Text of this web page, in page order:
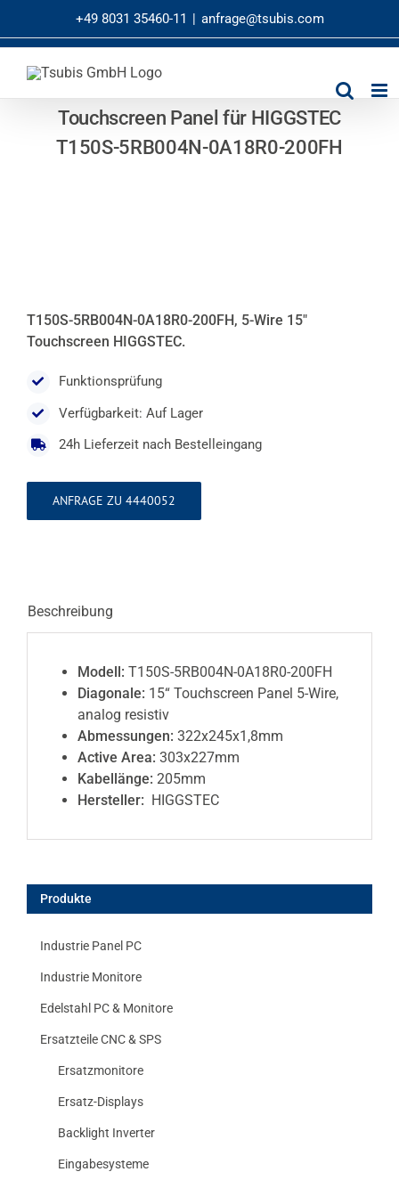
springen
+49 8031 35460-11 | anfrage@tsubis.com
Touchscreen Panel für HIGGSTEC
T150S-5RB004N-0A18R0-200FH
T150S-5RB004N-0A18R0-200FH, 5-Wire 15″
Touchscreen HIGGSTEC.
Funktionsprüfung
Verfügbarkeit: Auf Lager
24h Lieferzeit nach Bestelleingang
ANFRAGE ZU 4440052
Beschreibung
Modell: T150S-5RB004N-0A18R0-200FH
Diagonale: 15“ Touchscreen Panel 5-Wire,
analog resistiv
Abmessungen: 322x245x1,8mm
Active Area: 303x227mm
Kabellänge: 205mm
Hersteller: HIGGSTEC
Produkte
Industrie Panel PC
Industrie Monitore
Edelstahl PC & Monitore
Ersatzteile CNC & SPS
Ersatzmonitore
Ersatz-Displays
Backlight Inverter
Eingabesysteme